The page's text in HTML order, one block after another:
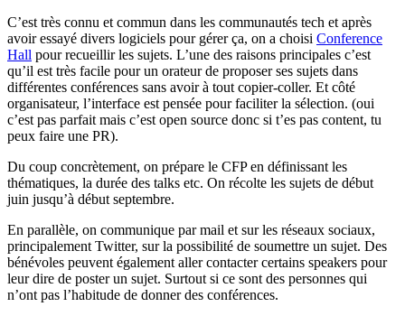
C’est très connu et commun dans les communautés tech et après
avoir essayé divers logiciels pour gérer ça, on a choisi Conference
Hall pour recueillir les sujets. L’une des raisons principales c’est
qu’il est très facile pour un orateur de proposer ses sujets dans
différentes conférences sans avoir à tout copier-coller. Et côté
organisateur, l’interface est pensée pour faciliter la sélection. (oui
c’est pas parfait mais c’est open source donc si t’es pas content, tu
peux faire une PR).
Du coup concrètement, on prépare le CFP en définissant les
thématiques, la durée des talks etc. On récolte les sujets de début
juin jusqu’à début septembre.
En parallèle, on communique par mail et sur les réseaux sociaux,
principalement Twitter, sur la possibilité de soumettre un sujet. Des
bénévoles peuvent également aller contacter certains speakers pour
leur dire de poster un sujet. Surtout si ce sont des personnes qui
n’ont pas l’habitude de donner des conférences.